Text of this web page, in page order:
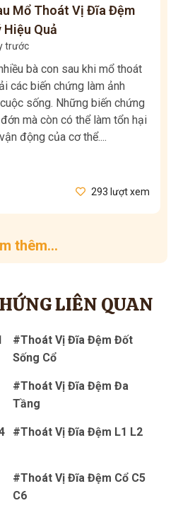
Mổ Thoát Vị Đĩa Đệm
Hiệu Quả
trước
bà con sau khi mổ thoát
các biến chứng làm ảnh
sống. Những biến chứng
mà còn có thể làm tổn hại
động của cơ thể....
293 lượt xem
thêm...
LIÊN QUAN
#Thoát Vị Đĩa Đệm Đốt
Sống Cổ
#Thoát Vị Đĩa Đệm Đa
Tầng
#Thoát Vị Đĩa Đệm L1 L2
#Thoát Vị Đĩa Đệm Cổ C5
C6